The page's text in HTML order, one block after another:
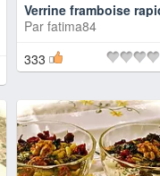
Verrine framboise
Par fatima84
333